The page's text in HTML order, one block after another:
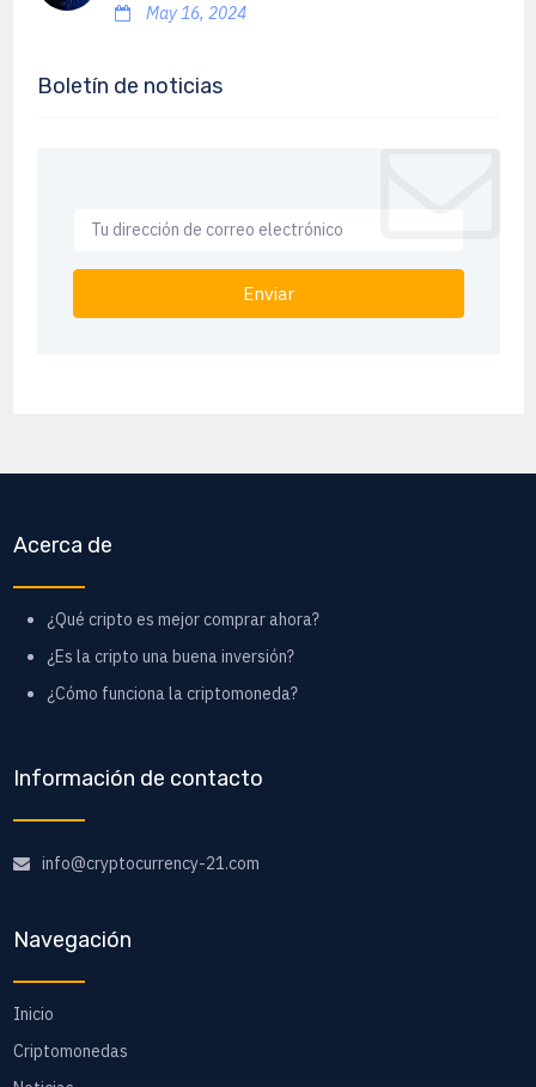
May 16, 2024
Boletín de noticias
Enviar
Acerca de
¿Qué cripto es mejor comprar ahora?
¿Es la cripto una buena inversión?
¿Cómo funciona la criptomoneda?
Información de contacto
info@cryptocurrency-21.com
Navegación
Inicio
Criptomonedas